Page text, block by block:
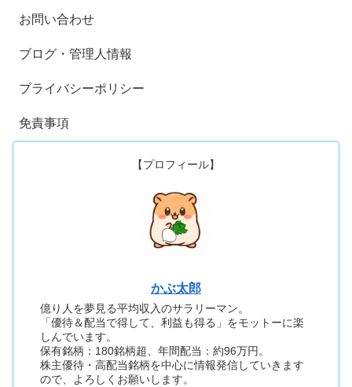
お問い合わせ
ブログ・管理人情報
プライバシーポリシー
免責事項
【プロフィール】
かぶ太郎
億り人を夢見る平均収入のサラリーマン。
「優待＆配当で得して、利益も得る」をモットーに楽
しんでいます。
保有銘柄：180銘柄超、年間配当：約96万円。
株主優待・高配当銘柄を中心に情報発信していきます
ので、よろしくお願いします。